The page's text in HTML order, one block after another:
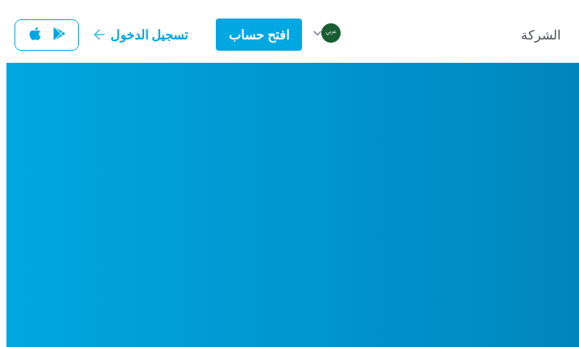
الشركة افتح حساب تسجيل الدخول